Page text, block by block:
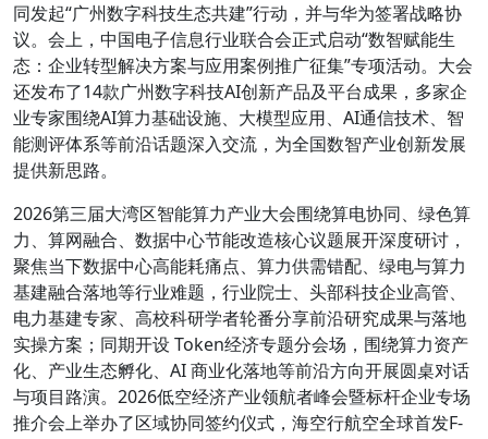
同发起“广州数字科技生态共建”行动，并与华为签署战略协
议。会上，中国电子信息行业联合会正式启动“数智赋能生
态：企业转型解决方案与应用案例推广征集”专项活动。大会
还发布了14款广州数字科技AI创新产品及平台成果，多家企
业专家围绕AI算力基础设施、大模型应用、AI通信技术、智
能测评体系等前沿话题深入交流，为全国数智产业创新发展
提供新思路。
2026第三届大湾区智能算力产业大会围绕算电协同、绿色算
力、算网融合、数据中心节能改造核心议题展开深度研讨，
聚焦当下数据中心高能耗痛点、算力供需错配、绿电与算力
基建融合落地等行业难题，行业院士、头部科技企业高管、
电力基建专家、高校科研学者轮番分享前沿研究成果与落地
实操方案；同期开设 Token经济专题分会场，围绕算力资产
化、产业生态孵化、AI 商业化落地等前沿方向开展圆桌对话
与项目路演。2026低空经济产业领航者峰会暨标杆企业专场
推介会上举办了区域协同签约仪式，海空行航空全球首发F-